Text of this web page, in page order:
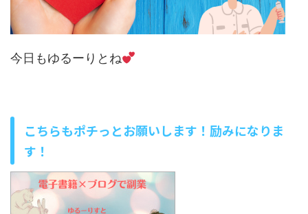
今日もゆるーりとね
こちらもポチっとお願いします！励みになりま
す！